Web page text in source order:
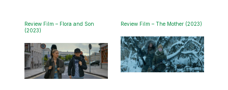
Review Film – Flora and Son
(2023)
Review Film – The Mother (2023)